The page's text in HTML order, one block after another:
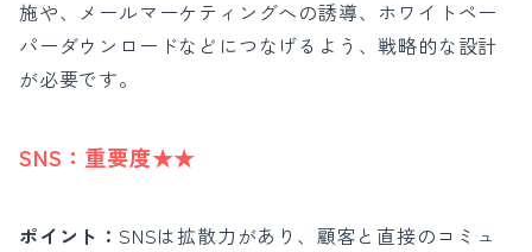
施や、メールマーケティングへの誘導、ホワイトペー
パーダウンロードなどにつなげるよう、戦略的な設計
が必要です。
SNS： 重要度★★
ポイント： SNSは拡散力があり、顧客と直接のコミュ